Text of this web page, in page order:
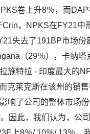
卷上升8％，而
，NPKS在FY21中
失去了191BP市场
（29％），卡纳
施特拉 - 印度最大的
克莱克斯在该州的销
响了公司的整体市场
因此，我们认为，公